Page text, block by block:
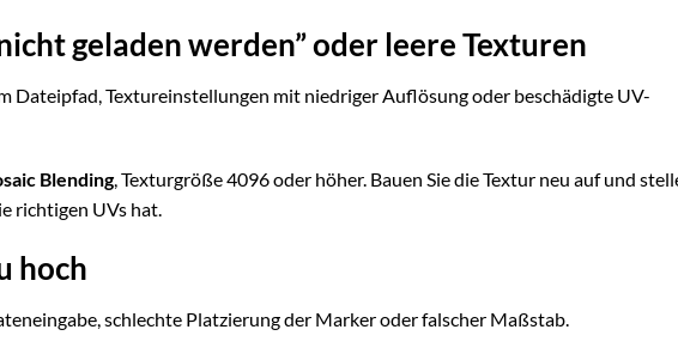
geladen werden” oder leere Texturen
Dateipfad, Textureinstellungen mit niedriger Auflösung oder beschädigte UV-
Blending, Texturgröße 4096 oder höher. Bauen Sie die Textur neu auf und
richtigen UVs hat.
hoch
schlechte Platzierung der Marker oder falscher Maßstab.